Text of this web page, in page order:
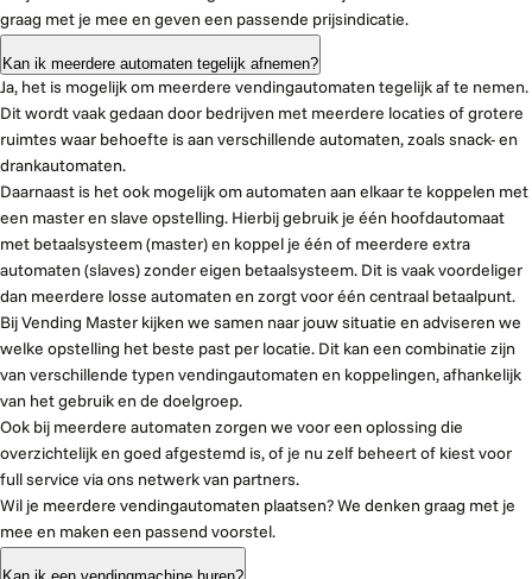
graag met je mee en geven een passende prijsindicatie.
Kan ik meerdere automaten tegelijk afnemen?
Ja, het is mogelijk om meerdere vendingautomaten tegelijk af te nemen.
Dit wordt vaak gedaan door bedrijven met meerdere locaties of grotere
ruimtes waar behoefte is aan verschillende automaten, zoals snack- en
drankautomaten.
Daarnaast is het ook mogelijk om automaten aan elkaar te koppelen met
een master en slave opstelling. Hierbij gebruik je één hoofdautomaat
met betaalsysteem (master) en koppel je één of meerdere extra
automaten (slaves) zonder eigen betaalsysteem. Dit is vaak voordeliger
dan meerdere losse automaten en zorgt voor één centraal betaalpunt.
Bij Vending Master kijken we samen naar jouw situatie en adviseren we
welke opstelling het beste past per locatie. Dit kan een combinatie zijn
van verschillende typen vendingautomaten en koppelingen, afhankelijk
van het gebruik en de doelgroep.
Ook bij meerdere automaten zorgen we voor een oplossing die
overzichtelijk en goed afgestemd is, of je nu zelf beheert of kiest voor
full service via ons netwerk van partners.
Wil je meerdere vendingautomaten plaatsen? We denken graag met je
mee en maken een passend voorstel.